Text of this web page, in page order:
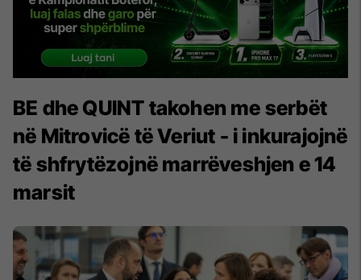
​BE dhe QUINT takohen me serbët
në Mitrovicë të Veriut - i inkurajojnë
të shfrytëzojnë marrëveshjen e 14
marsit